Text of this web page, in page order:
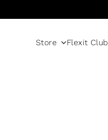
Store Flexit Club